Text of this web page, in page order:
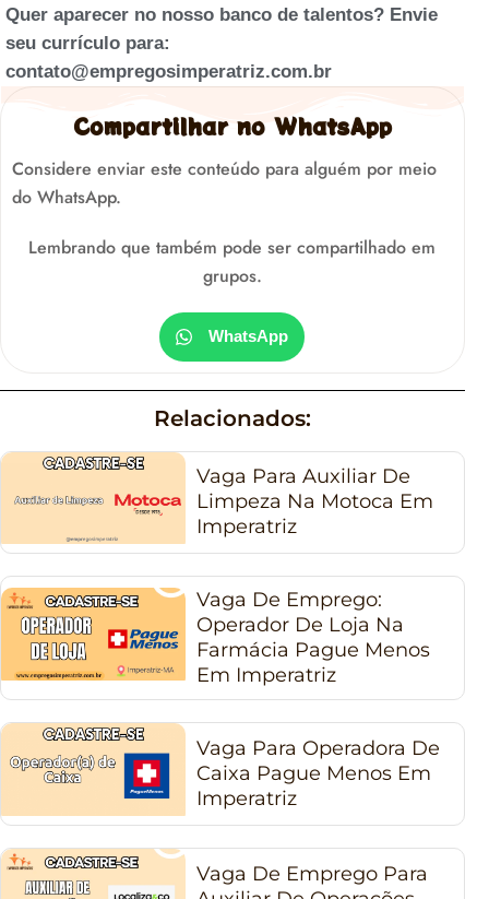
Quer aparecer no nosso banco de talentos? Envie
seu currículo para:
contato@empregosimperatriz.com.br
Compartilhar no WhatsApp
Considere enviar este conteúdo para alguém por meio
do WhatsApp.
Lembrando que também pode ser compartilhado em
grupos.
WhatsApp
Relacionados:
Vaga Para Auxiliar De
Limpeza Na Motoca Em
Imperatriz
Vaga De Emprego:
Operador De Loja Na
Farmácia Pague Menos
Em Imperatriz
Vaga Para Operadora De
Caixa Pague Menos Em
Imperatriz
Vaga De Emprego Para